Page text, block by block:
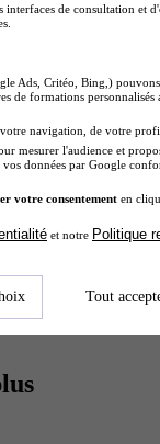
de consultation et
Ads, Critéo, Bing,)
de formations
navigation, de votre
mesurer l'audience et
données par Google
votre consentement en
et notre Politique
Tout